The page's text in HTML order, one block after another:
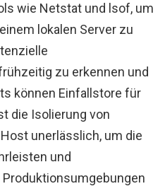
wie Netstat und lsof, um
lokalen Server zu
zu erkennen und
können Einfallstore für
die Isolierung von
unerlässlich, um die
und